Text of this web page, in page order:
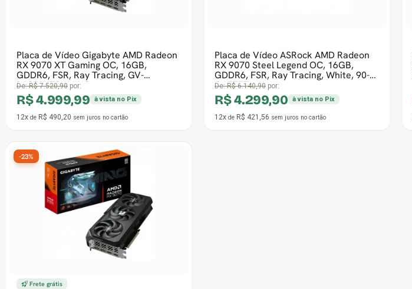
Placa de Vídeo ASRock AMD Radeon
RX 9060 XT Steel Legend OC, 16GB,
GDDR6, FSR, Ray Tracing, White, 90-
GA5
De:R$ 4.428,90 por:
R$ 3.399,99 à vista no Pix
12x de R$ 333,33 sem juros no cartão
Placa de Vídeo XFX AMD Radeon RX
7600 Speedster QICK 308, 8GB,
GDDR6, FSR, Ray Tracing, RX-
76PQICKBY
De:R$ 2.310,90 por:
R$ 1.769,99 à vista no Pix
12x de R$ 173,53 sem juros no cartão
Frete grátis
-35%